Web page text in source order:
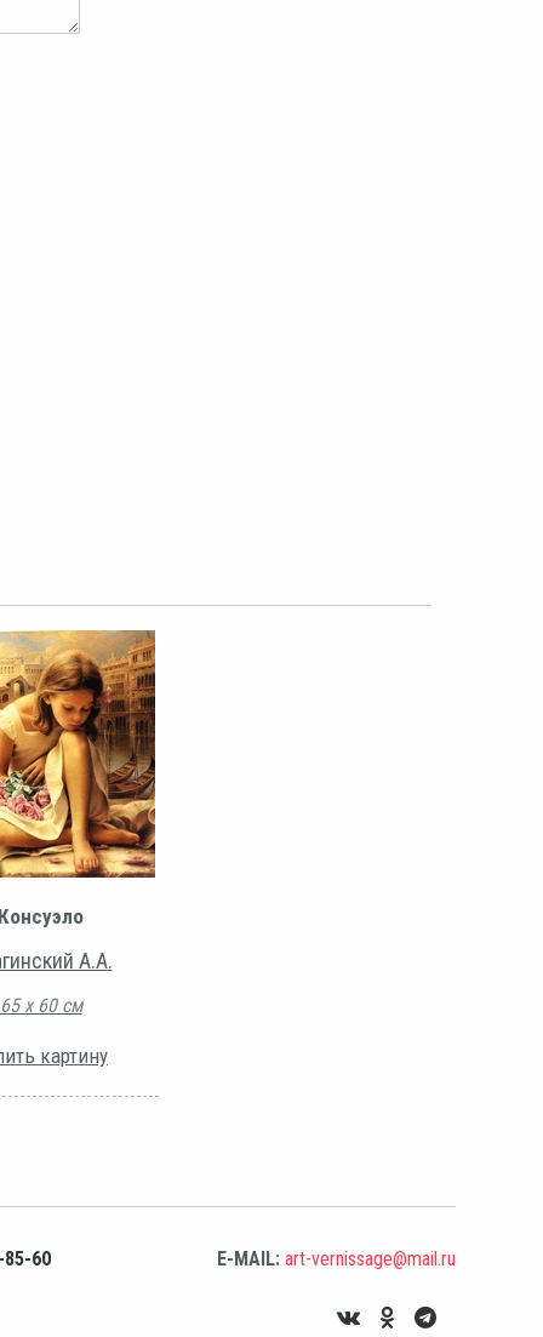
А.А.
65 х 60 см
картину
85-60 E-MAIL: art-vernissage@mail.ru